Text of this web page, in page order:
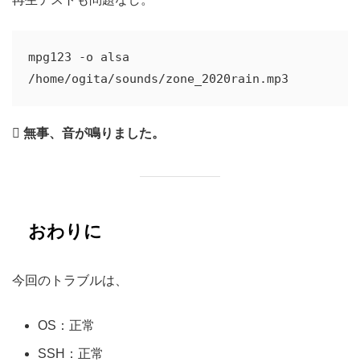
mpg123 -o alsa
 無事、音が鳴りました。
おわりに
今回のトラブルは、
OS：正常
SSH：正常